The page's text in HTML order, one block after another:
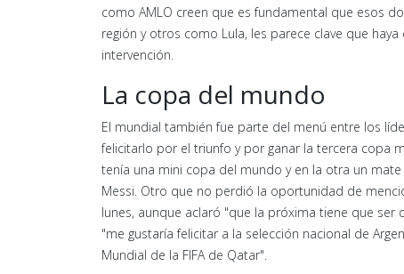
como AMLO creen que es fundamental que esos
región y otros como Lula, les parece clave que
intervención.
La copa del mundo
El mundial también fue parte del menú entre los
felicitarlo por el triunfo y por ganar la tercera copa
tenía una mini copa del mundo y en la otra un
Messi. Otro que no perdió la oportunidad de
lunes, aunque aclaró "que la próxima tiene que ser
"me gustaría felicitar a la selección nacional de
Mundial de la FIFA de Qatar".